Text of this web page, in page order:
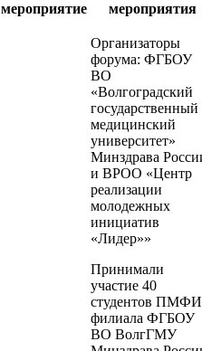
мероприятие
мероприятия
Организаторы
форума: ФГБОУ
ВО
«Волгоградский
государственный
медицинский
университет»
Минздрава
и ВРОО «Центр
реализации
молодежных
инициатив
«Лидер»»
Принимали
участие 40
студентов
филиала ФГБОУ
ВО ВолгГМУ